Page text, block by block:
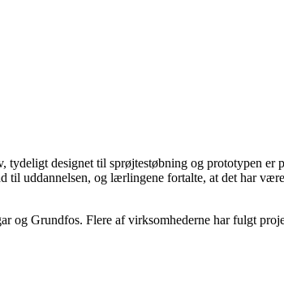
designet til sprøjtestøbning og prototypen er
uddannelsen, og lærlingene fortalte, at det har
Grundfos. Flere af virksomhederne har fulgt